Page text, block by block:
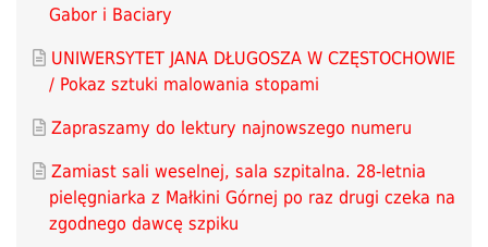
Gabor i Baciary
UNIWERSYTET JANA DŁUGOSZA W CZĘSTOCHOWIE
/ Pokaz sztuki malowania stopami
Zapraszamy do lektury najnowszego numeru
Zamiast sali weselnej, sala szpitalna. 28-letnia
pielęgniarka z Małkini Górnej po raz drugi czeka na
zgodnego dawcę szpiku